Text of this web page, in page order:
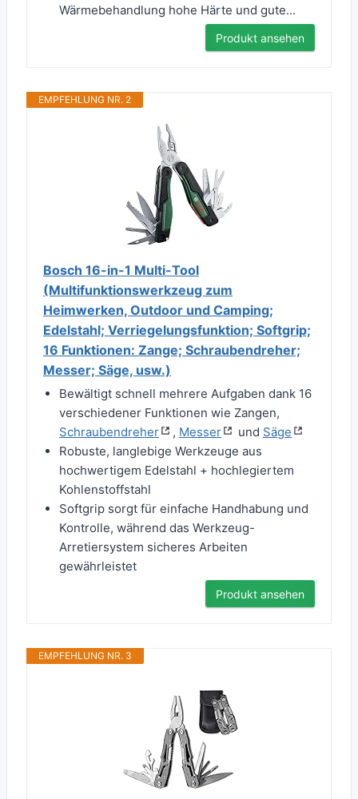
Wärmebehandlung hohe Härte und gute...
Produkt ansehen
EMPFEHLUNG NR. 2
Bosch 16-in-1 Multi-Tool
(Multifunktionswerkzeug zum
Heimwerken, Outdoor und Camping;
Edelstahl; Verriegelungsfunktion; Softgrip;
16 Funktionen: Zange; Schraubendreher;
Messer; Säge, usw.)
Bewältigt schnell mehrere Aufgaben dank 16
verschiedener Funktionen wie Zangen,
Schraubendreher
, Messer und Säge
Robuste, langlebige Werkzeuge aus
hochwertigem Edelstahl + hochlegiertem
Kohlenstoffstahl
Softgrip sorgt für einfache Handhabung und
Kontrolle, während das Werkzeug-
Arretiersystem sicheres Arbeiten
gewährleistet
Produkt ansehen
EMPFEHLUNG NR. 3